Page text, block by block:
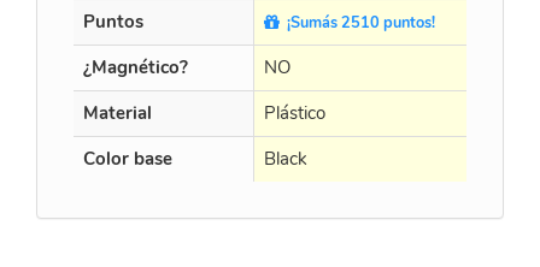
Puntos
¡Sumás 2510 puntos!
¿Magnético? NO
Material
Plástico
Color base
Black